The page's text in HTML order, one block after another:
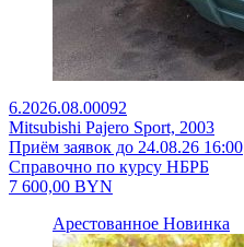
6.2026.08.00092
Mitsubishi Pajero Sport, 2003
Приём заявок до 24.08.26 16:00
Справочно по курсу НБРБ
7 600,00 BYN
Арестованное Новинка